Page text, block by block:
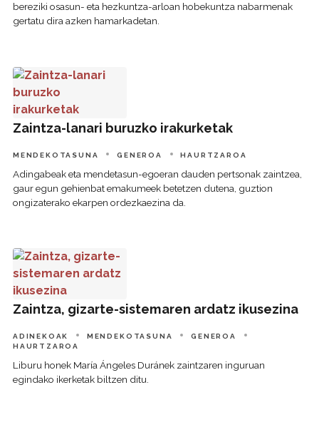
bereziki osasun- eta hezkuntza-arloan hobekuntza nabarmenak
gertatu dira azken hamarkadetan.
Zaintza-lanari buruzko irakurketak
MENDEKOTASUNA GENEROA HAURTZAROA
Adingabeak eta mendetasun-egoeran dauden pertsonak zaintzea,
gaur egun gehienbat emakumeek betetzen dutena, guztion
ongizaterako ekarpen ordezkaezina da.
Zaintza-lanari buruzko irakurketak
Zaintza, gizarte-sistemaren ardatz ikusezina
ADINEKOAK MENDEKOTASUNA
GENEROA
HAURTZAROA
Liburu honek María Ángeles Duránek zaintzaren inguruan
egindako ikerketak biltzen ditu.
Zaintza, gizarte-sistemaren ardatz ikusezina